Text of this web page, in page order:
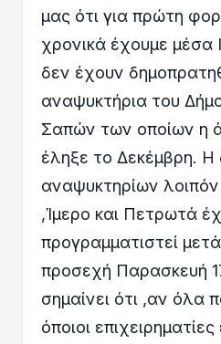
μας ότι για πρώτη
χρονικά έχουμε μέσα
δεν έχουν
αναψυκτήρια του
Σαπών των οποίων η
έληξε το Δεκέμβρη.
αναψυκτηρίων
,Ίμερο και Πετρωτά
προγραμματιστεί
προσεχή Παρασκευή
σημαίνει ότι ,αν όλα
όποιοι